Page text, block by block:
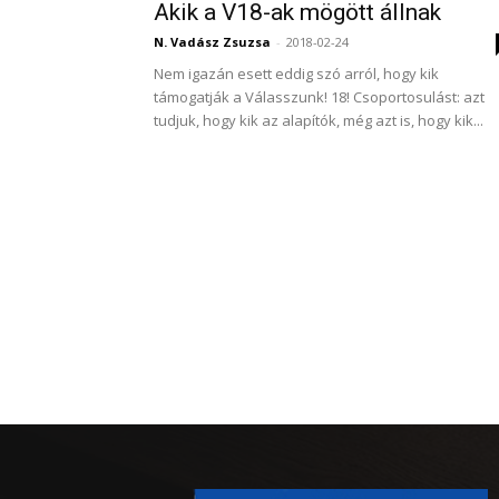
Akik a V18-ak mögött állnak
N. Vadász Zsuzsa - 2018-02-24
Nem igazán esett eddig szó arról, hogy kik
támogatják a Válasszunk! 18! Csoportosulást: azt
tudjuk, hogy kik az alapítók, még azt is, hogy kik...